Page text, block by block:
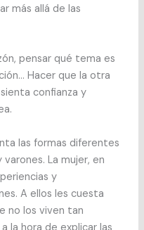
más allá de las
pensar qué tema es
Hacer que la otra
confianza y
las formas diferentes
La mujer, en
y
A ellos les cuesta
no los viven tan